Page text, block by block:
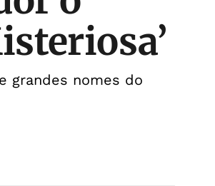
grandes nomes do